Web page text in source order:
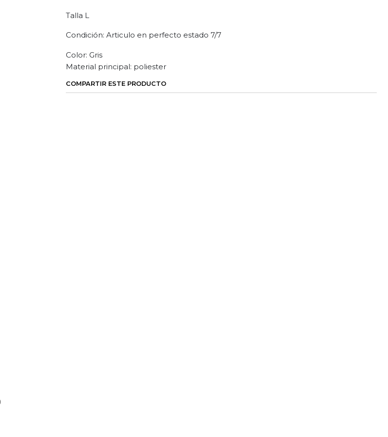
Talla L
Condición: Articulo en perfecto estado 7/7
Color: Gris
Material principal: poliester
COMPARTIR ESTE PRODUCTO